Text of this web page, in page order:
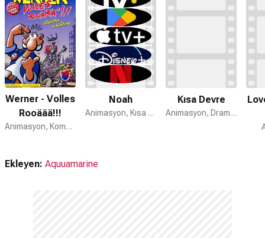
Werner - Volles
Rooäää!!!
Animasyon, Komedi, Aksiyon
Noah
Animasyon, Kısa Film
Kısa Devre
Animasyon, Dram, Romantik
Ekleyen: Aquuamarine